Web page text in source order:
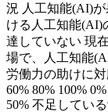
況 人工知能(AI)
ける人工知能(AI)
達していない 現
場で、人工知能
労働力の助けに
60% 80% 100%
50% 不足してい